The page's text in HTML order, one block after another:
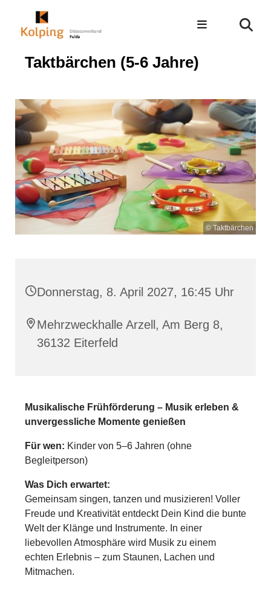
Taktbärchen (5-6 Jahre)
© Taktbärchen
Donnerstag, 8. April 2027, 16:45 Uhr
Mehrzweckhalle Arzell, Am Berg 8,
36132 Eiterfeld
Musikalische Frühförderung – Musik erleben &
unvergessliche Momente genießen
Für wen: Kinder von 5–6 Jahren (ohne
Begleitperson)
Was Dich erwartet:
Gemeinsam singen, tanzen und musizieren! Voller
Freude und Kreativität entdeckt Dein Kind die bunte
Welt der Klänge und Instrumente. In einer
liebevollen Atmosphäre wird Musik zu einem
echten Erlebnis – zum Staunen, Lachen und
Mitmachen.